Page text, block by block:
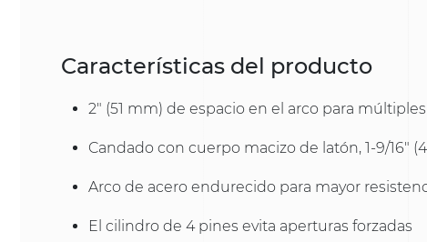
Características del producto
2" (51 mm) de espacio en el arco para
Candado con cuerpo macizo de latón, 1-9/16"
Arco de acero endurecido para mayor
El cilindro de 4 pines evita aperturas forzadas